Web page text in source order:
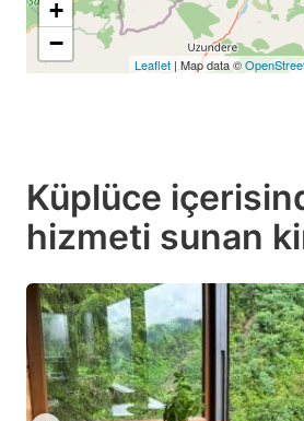
+
−
Leaflet | Map data ©
Küplüce
hizmeti sunan